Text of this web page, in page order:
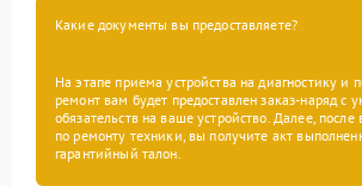
Какие документы вы предоставляете?
На этапе приема устройства на диагностику и
ремонт вам будет предоставлен заказ-наряд с
обязательств на ваше устройство. Далее,
по ремонту техники, вы получите акт
гарантийный талон.